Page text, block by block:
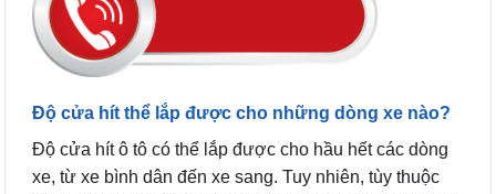
Độ cửa hít thể lắp được cho những dòng xe nào?
Độ cửa hít ô tô có thể lắp được cho hầu hết các dòng
xe, từ xe bình dân đến xe sang. Tuy nhiên, tùy thuộc